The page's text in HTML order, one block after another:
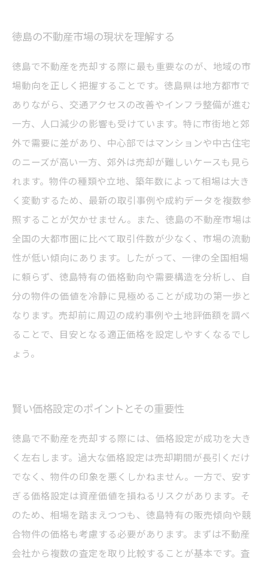
徳島の不動産市場の現状を理解する
徳島で不動産を売却する際に最も重要なのが、地域の市
場動向を正しく把握することです。徳島県は地方都市で
ありながら、交通アクセスの改善やインフラ整備が進む
一方、人口減少の影響も受けています。特に市街地と郊
外で需要に差があり、中心部ではマンションや中古住宅
のニーズが高い一方、郊外は売却が難しいケースも見ら
れます。物件の種類や立地、築年数によって相場は大き
く変動するため、最新の取引事例や成約データを複数参
照することが欠かせません。また、徳島の不動産市場は
全国の大都市圏に比べて取引件数が少なく、市場の流動
性が低い傾向にあります。したがって、一律の全国相場
に頼らず、徳島特有の価格動向や需要構造を分析し、自
分の物件の価値を冷静に見極めることが成功の第一歩と
なります。売却前に周辺の成約事例や土地評価額を調べ
ることで、目安となる適正価格を設定しやすくなるでし
ょう。
賢い価格設定のポイントとその重要性
徳島で不動産を売却する際には、価格設定が成功を大き
く左右します。過大な価格設定は売却期間が長引くだけ
でなく、物件の印象を悪くしかねません。一方で、安す
ぎる価格設定は資産価値を損ねるリスクがあります。そ
のため、相場を踏まえつつも、徳島特有の販売傾向や競
合物件の価格も考慮する必要があります。まずは不動産
会社から複数の査定を取り比較することが基本です。査